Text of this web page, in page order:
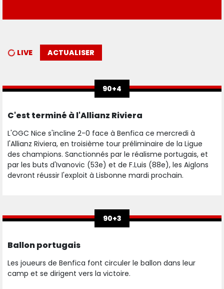
LIVE ACTUALISER
90+4
C'est terminé à l'Allianz Riviera
L'OGC Nice s'incline 2-0 face à Benfica ce mercredi à
l'Allianz Riviera, en troisième tour préliminaire de la Ligue
des champions. Sanctionnés par le réalisme portugais, et
par les buts d'Ivanovic (53e) et de F.Luis (88e), les Aiglons
devront réussir l'exploit à Lisbonne mardi prochain.
90+3
Ballon portugais
Les joueurs de Benfica font circuler le ballon dans leur
camp et se dirigent vers la victoire.